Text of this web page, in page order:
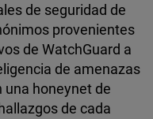
de seguridad de
provenientes
de WatchGuard a
de amenazas
una honeynet de
de cada